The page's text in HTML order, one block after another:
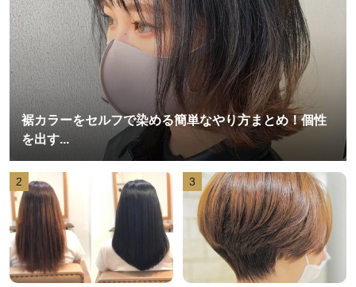
裾カラーをセルフで染める簡単なやり方まとめ！個性
を出す...
2 3